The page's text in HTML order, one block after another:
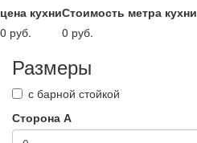
цена кухни
0 руб.
Стоимость метра кухни
0 руб.
Размеры
с барной стойкой
Сторона А